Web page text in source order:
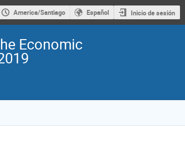
America/Santiago Español Inicio de sesión
Economic